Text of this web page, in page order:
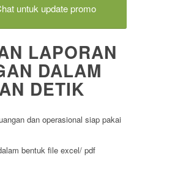
untuk update promo
LAPORAN
DALAM
DETIK
dan operasional siap pakai
bentuk file excel/ pdf